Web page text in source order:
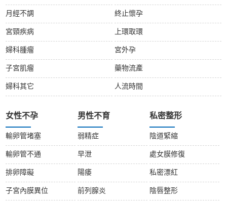
月經不調
宮頸疾病
婦科腫瘤
子宮肌瘤
婦科其它
終止懷孕
上環取環
宮外孕
藥物流產
人流時間
女性不孕
輸卵管堵塞
輸卵管不通
排卵障礙
子宮內膜異位
男性不育
弱精症
早泄
陽痿
前列腺炎
私密整形
陰道緊縮
處女膜修復
私密漂紅
陰唇整形